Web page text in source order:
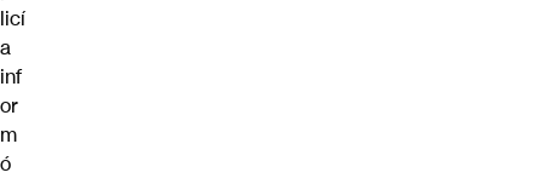
licí
a
inf
or
m
ó